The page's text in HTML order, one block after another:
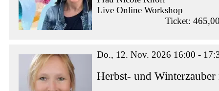
Live Online Workshop
Ticket:
Do., 12. Nov. 2026 16:00 -
Herbst- und